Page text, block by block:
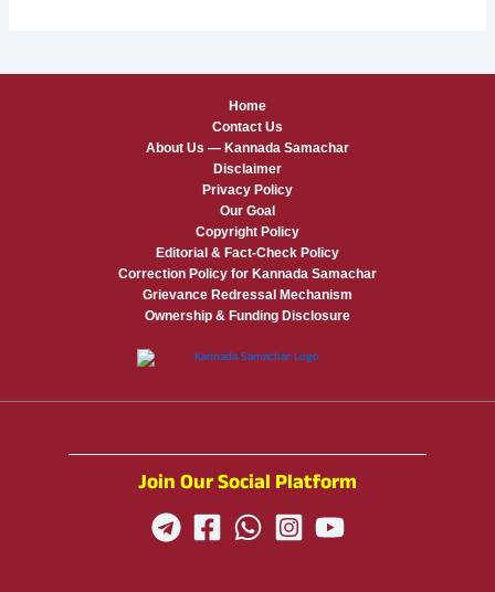
Home
Contact Us
About Us — Kannada Samachar
Disclaimer
Privacy Policy
Our Goal
Copyright Policy
Editorial & Fact-Check Policy
Correction Policy for Kannada Samachar
Grievance Redressal Mechanism
Ownership & Funding Disclosure
Join Our Social Platform